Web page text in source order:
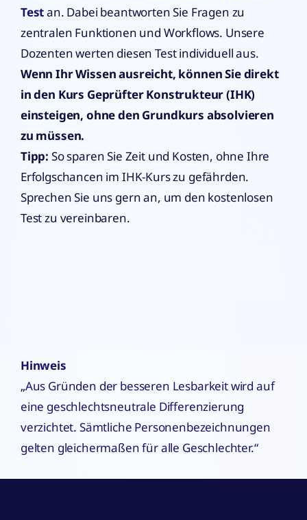
Testan. Dabei beantworten Sie Fragen zu
zentralen Funktionen und Workflows. Unsere
Dozenten werten diesen Test individuell aus.
Wenn Ihr Wissen ausreicht, können Sie direkt
in den Kurs Geprüfter Konstrukteur (IHK)
einsteigen, ohne den Grundkurs absolvieren
zu müssen.
Tipp: So sparen Sie Zeit und Kosten, ohne Ihre
Erfolgschancen im IHK-Kurs zu gefährden.
Sprechen Sie uns gern an, um den kostenlosen
Test zu vereinbaren.
Hinweis
„Aus Gründen der besseren Lesbarkeit wird auf
eine geschlechtsneutrale Differenzierung
verzichtet. Sämtliche Personenbezeichnungen
gelten gleichermaßen für alle Geschlechter.“